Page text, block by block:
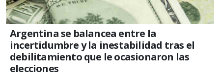
Argentina se balancea entre la
incertidumbre y la inestabilidad tras el
debilitamiento que le ocasionaron las
elecciones